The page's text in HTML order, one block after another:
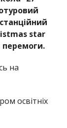
star
перемоги.
на
освітніх